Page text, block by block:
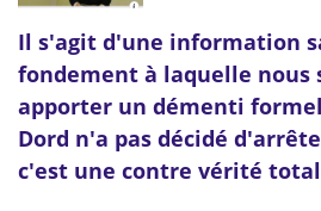
Il s'agit d'une information
fondement à laquelle nous
apporter un démenti
Dord n'a pas décidé
c'est une contre vérité